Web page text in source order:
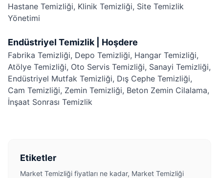
Hastane Temizliği, Klinik Temizliği, Site Temizlik
Yönetimi
Endüstriyel Temizlik | Hoşdere
Fabrika Temizliği, Depo Temizliği, Hangar Temizliği,
Atölye Temizliği, Oto Servis Temizliği, Sanayi Temizliği,
Endüstriyel Mutfak Temizliği, Dış Cephe Temizliği,
Cam Temizliği, Zemin Temizliği, Beton Zemin Cilalama,
İnşaat Sonrası Temizlik
Etiketler
Market Temizliği fiyatları ne kadar, Market Temizliği